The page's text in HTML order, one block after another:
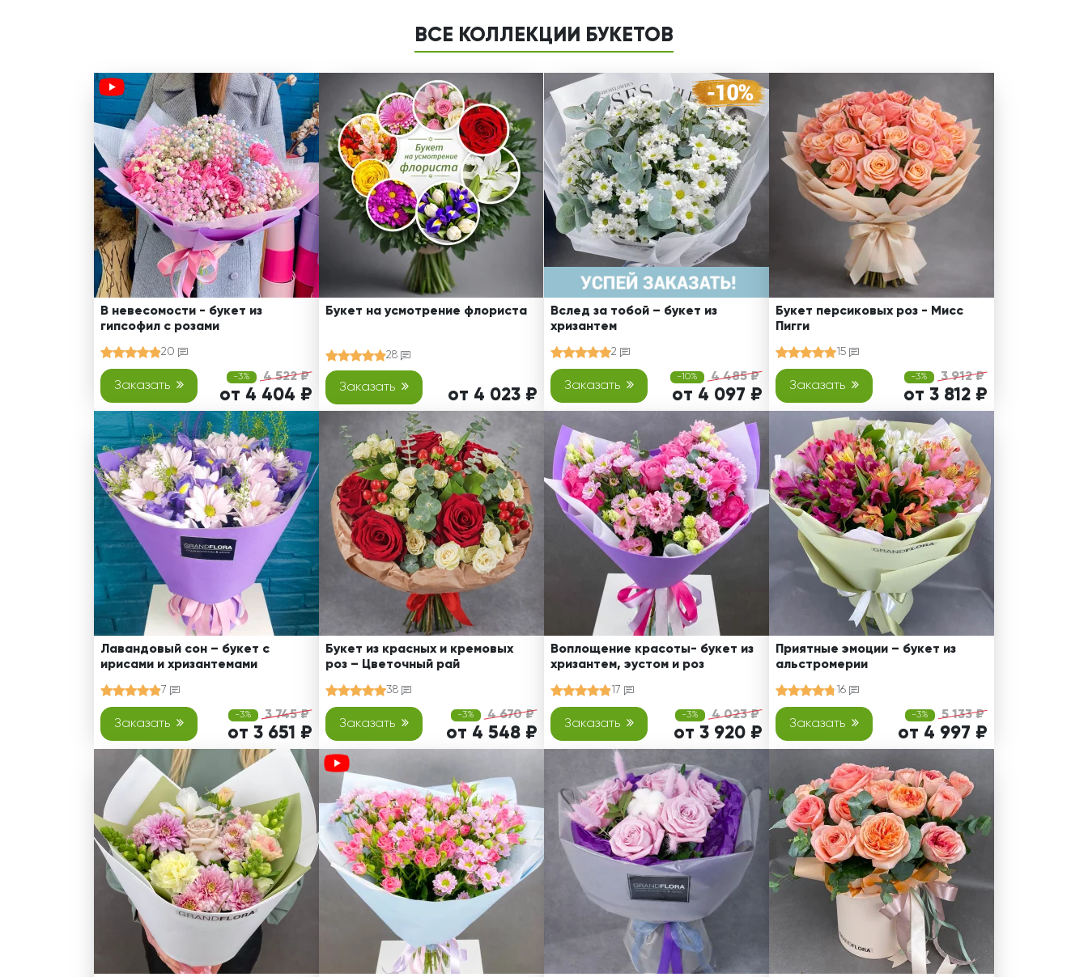
ВСЕ КОЛЛЕКЦИИ БУКЕТОВ
В невесомости - букет из
гипсофил с розами
20
Заказать
-3% 4 522 ₽
от 4 404 ₽
Букет на усмотрение флориста
28
Заказать от 4 023 ₽
Вслед за тобой – букет из
хризантем
2
Заказать
-10% 4 485 ₽
от 4 097 ₽
Букет персиковых роз - Мисс
Пигги
15
Заказать
-3% 3 912 ₽
от 3 812 ₽
Лавандовый сон – букет с
ирисами и хризантемами
7
Заказать
-3% 3 745 ₽
от 3 651 ₽
Букет из красных и кремовых
роз – Цветочный рай
38
Заказать
-3% 4 670 ₽
от 4 548 ₽
Воплощение красоты- букет из
хризантем, эустом и роз
17
Заказать
-3% 4 023 ₽
от 3 920 ₽
Приятные эмоции – букет из
альстромерии
16
Заказать
-3% 5 133 ₽
от 4 997 ₽